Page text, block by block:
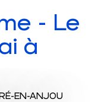
- Le
à
EN-ANJOU